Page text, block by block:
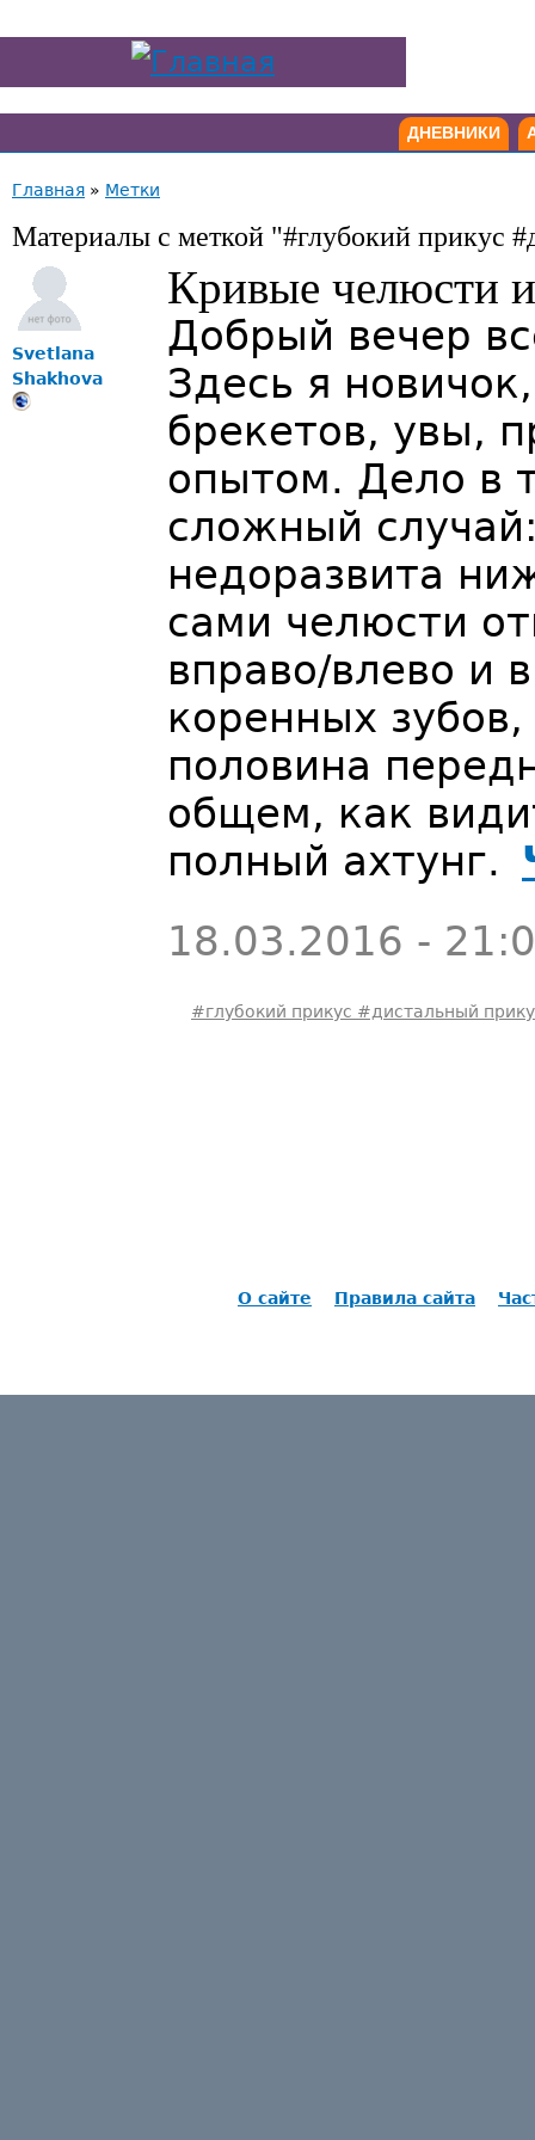
ДНЕВНИКИ
Главная » Метки
Материалы с меткой "#глубокий прикус
Svetlana
Shakhova
Кривые челюсти
Добрый вечер
Здесь я
брекетов, увы,
опытом. Дело в
сложный
недоразвита
сами челюсти
вправо/влево и
коренных
половина
общем, как
полный ахтунг.
18.03.2016 -
#глубокий прикус #дистальный
О сайте Правила сайта